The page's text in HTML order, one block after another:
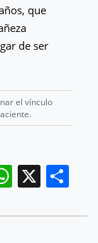
que
de ser
el vínculo
X